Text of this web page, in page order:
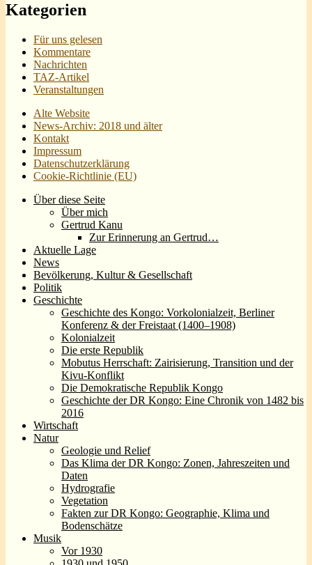
Kategorien
Für uns gelesen
Kommentare
Nachrichten
TAZ-Artikel
Veranstaltungen
Alte Website
News-Archiv: 2018 und älter
Kontakt
Impressum
Datenschutzerklärung
Cookie-Richtlinie (EU)
Über diese Seite
Über mich
Gertrud Kanu
Zur Erinnerung an Gertrud…
Aktuelle Lage
News
Bevölkerung, Kultur & Gesellschaft
Politik
Geschichte
Geschichte des Kongo: Vorkolonialzeit, Berliner
Konferenz & der Freistaat (1400–1908)
Kolonialzeit
Die erste Republik
Mobutus Herrschaft: Zairisierung, Transition und der
Kivu-Konflikt
Die Demokratische Republik Kongo
Geschichte der DR Kongo: Eine Chronik von 1482 bis
2016
Wirtschaft
Natur
Geologie und Relief
Das Klima der DR Kongo: Zonen, Jahreszeiten und
Daten
Hydrografie
Vegetation
Fakten zur DR Kongo: Geographie, Klima und
Bodenschätze
Musik
Vor 1930